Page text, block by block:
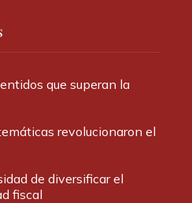
que superan la
revolucionaron el
de diversificar el
fiscal